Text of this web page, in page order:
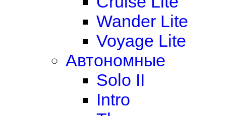
Wander Lite
Voyage Lite
Автономные
Solo II
Intro